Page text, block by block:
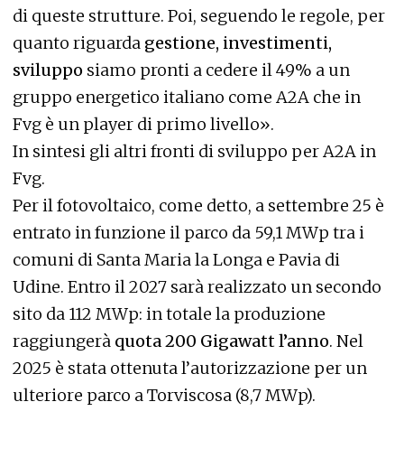
di queste strutture. Poi, seguendo le regole, per
quanto riguarda gestione, investimenti,
sviluppo siamo pronti a cedere il 49% a un
gruppo energetico italiano come A2A che in
Fvg è un player di primo livello».
In sintesi gli altri fronti di sviluppo per A2A in
Fvg.
Per il fotovoltaico, come detto, a settembre 25 è
entrato in funzione il parco da 59,1 MWp tra i
comuni di Santa Maria la Longa e Pavia di
Udine. Entro il 2027 sarà realizzato un secondo
sito da 112 MWp: in totale la produzione
raggiungerà quota 200 Gigawatt l’anno. Nel
2025 è stata ottenuta l’autorizzazione per un
ulteriore parco a Torviscosa (8,7 MWp).